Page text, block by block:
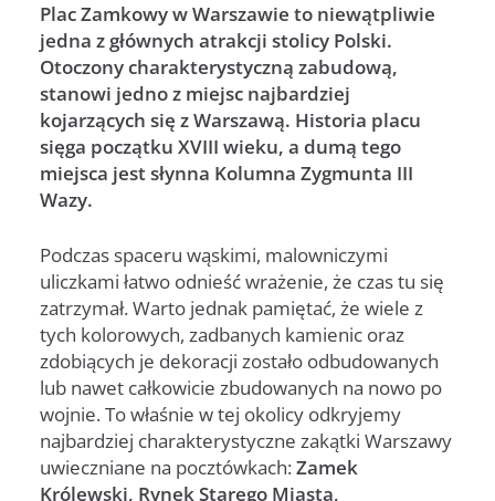
Plac Zamkowy w Warszawie to niewątpliwie
jedna z głównych atrakcji stolicy Polski.
Otoczony charakterystyczną zabudową,
stanowi jedno z miejsc najbardziej
kojarzących się z Warszawą. Historia placu
sięga początku XVIII wieku, a dumą tego
miejsca jest słynna Kolumna Zygmunta III
Wazy.
Podczas spaceru wąskimi, malowniczymi
uliczkami łatwo odnieść wrażenie, że czas tu się
zatrzymał. Warto jednak pamiętać, że wiele z
tych kolorowych, zadbanych kamienic oraz
zdobiących je dekoracji zostało odbudowanych
lub nawet całkowicie zbudowanych na nowo po
wojnie. To właśnie w tej okolicy odkryjemy
najbardziej charakterystyczne zakątki Warszawy
uwieczniane na pocztówkach:Zamek
Królewski, Rynek Starego Miasta,